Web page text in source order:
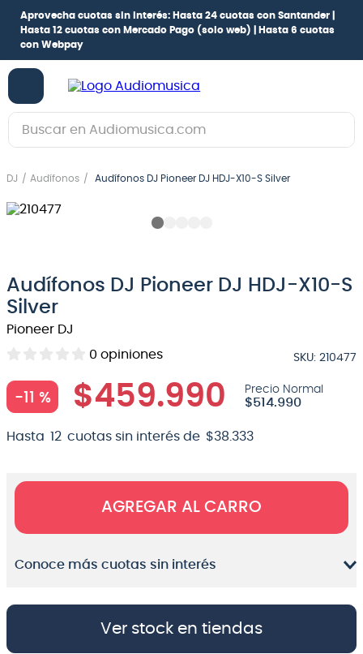
Aprovecha cuotas sin interés: Hasta 24 cuotas con Santander |
Hasta 12 cuotas con Mercado Pago (solo web) |
Hasta 6 cuotas
con Webpay
Buscar en Audiomusica.com
DJ Audífonos Audífonos DJ Pioneer DJ HDJ-X10-S Silver
Audífonos DJ Pioneer DJ HDJ-X10-S
Silver
Pioneer DJ
0 opiniones SKU: 210477
-11 % $459.990 $514.990
Hasta 12 cuotas sin interés de $38 333
AGREGAR AL CARRO
Conoce más cuotas sin interés
Ver stock en tiendas
2.
bajo
amplificador
5.
pioneerdj
6.
guitarra
8.
teclado
9.
micrófono
10. violin